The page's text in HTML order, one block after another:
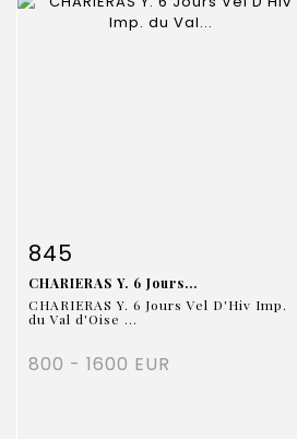
Fiche détaillée
845
CHARIERAS Y. 6 Jours...
CHARIERAS Y. 6 Jours Vel D'Hiv Imp.
du Val d'Oise ...
800 - 1600 EUR